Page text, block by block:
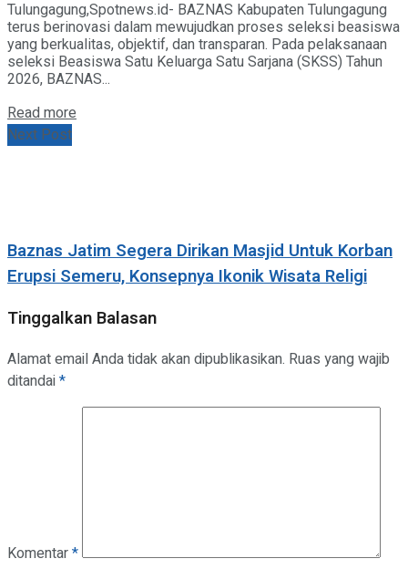
Tulungagung,Spotnews.id- BAZNAS Kabupaten Tulungagung
terus berinovasi dalam mewujudkan proses seleksi beasiswa
yang berkualitas, objektif, dan transparan. Pada pelaksanaan
seleksi Beasiswa Satu Keluarga Satu Sarjana (SKSS) Tahun
2026, BAZNAS...
Read more
Next Post
Baznas Jatim Segera Dirikan Masjid Untuk Korban
Erupsi Semeru, Konsepnya Ikonik Wisata Religi
Tinggalkan Balasan
Alamat email Anda tidak akan dipublikasikan. Ruas yang wajib
ditandai*
Komentar*